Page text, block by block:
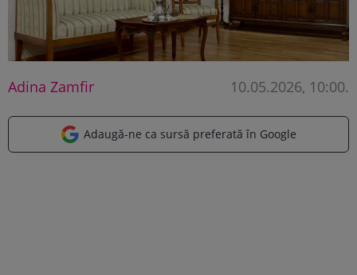
Adina Zamfir 10.05.2026, 10:00.
Adaugă-ne ca sursă preferată în Google